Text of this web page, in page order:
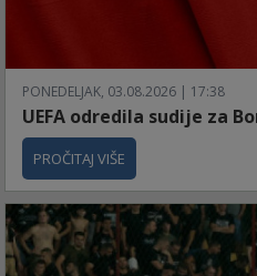
PONEDELJAK, 03.08.2026 | 17:38
UEFA odredila sudije za
PROČITAJ VIŠE